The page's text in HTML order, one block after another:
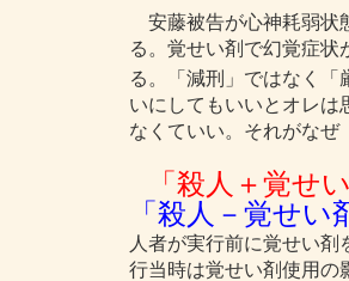
安藤被告が心神耗弱状
る。覚せい剤で幻覚症
る。「減刑」ではなく
いにしてもいいとオレは
なくていい。それがなぜ
「殺人＋覚せ
「殺人－覚せい
人者が実行前に覚せい
行当時は覚せい剤使用の